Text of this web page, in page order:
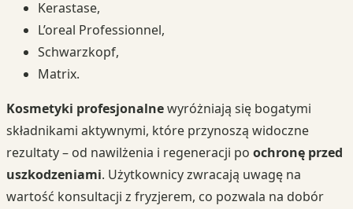
Kerastase,
L’oreal Professionnel,
Schwarzkopf,
Matrix.
Kosmetyki profesjonalnewyróżniają się bogatymi
składnikami aktywnymi, które przynoszą widoczne
rezultaty – od nawilżenia i regeneracji po ochronę przed
uszkodzeniami. Użytkownicy zwracają uwagę na
wartość konsultacji z fryzjerem, co pozwala na dobór